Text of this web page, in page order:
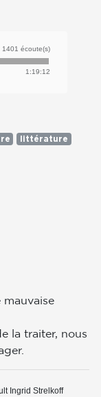
1401 écoute(s)
1:19:12
littérature
la traiter, nous
Ingrid Strelkoff